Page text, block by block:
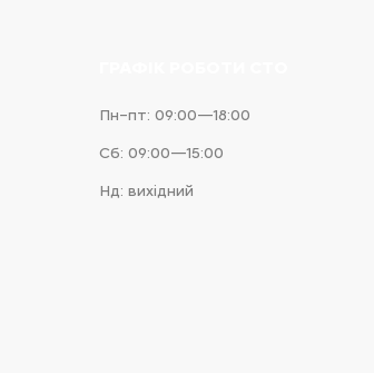
Пн–пт: 09:00—18:00
Сб: 09:00—15:00
Нд: вихідний